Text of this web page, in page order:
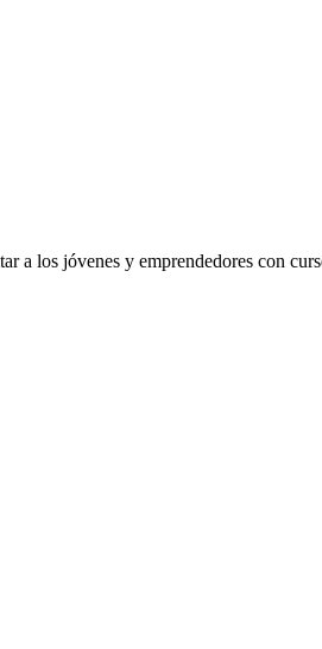
a los jóvenes y emprendedores con